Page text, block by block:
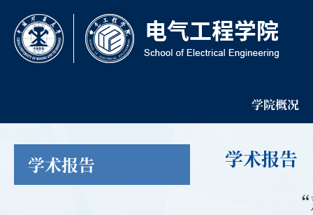
学院概况
学术报告 学术报告